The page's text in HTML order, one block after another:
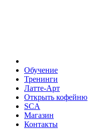
Обучение
Тренинги
Латте-Арт
Открыть кофейню
SCA
Магазин
Контакты